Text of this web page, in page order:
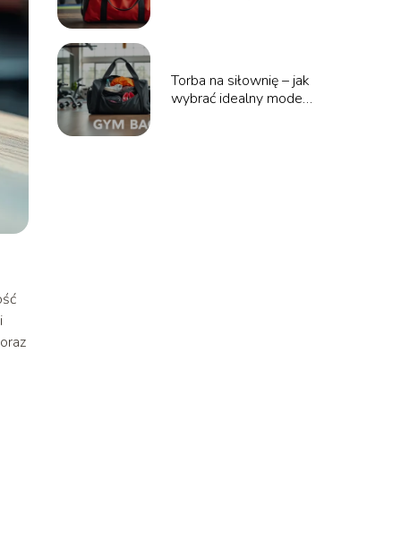
Torba na siłownię – jak
wybrać idealny model